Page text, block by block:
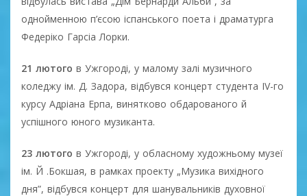
однойменною п’єсою іспанського поета і драматурга
Федеріко Гарсіа Лорки.
21 лютого в Ужгороді, у малому залі музичного
коледжу ім. Д. Задора, відбувся концерт студента IV-го
курсу Адріана Ерпа, винятково обдарованого й
успішного юного музиканта.
23 лютого в Ужгороді, у обласному художньому музеї
ім. Й .Бокшая, в рамках проекту „Музика вихідного
дня”, відбувся концерт для шанувальників духовної